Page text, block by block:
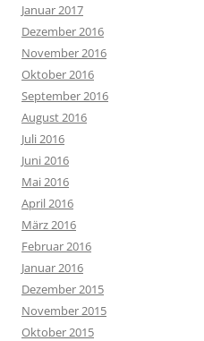
Januar 2017
Dezember 2016
November 2016
Oktober 2016
September 2016
August 2016
Juli 2016
Juni 2016
Mai 2016
April 2016
März 2016
Februar 2016
Januar 2016
Dezember 2015
November 2015
Oktober 2015